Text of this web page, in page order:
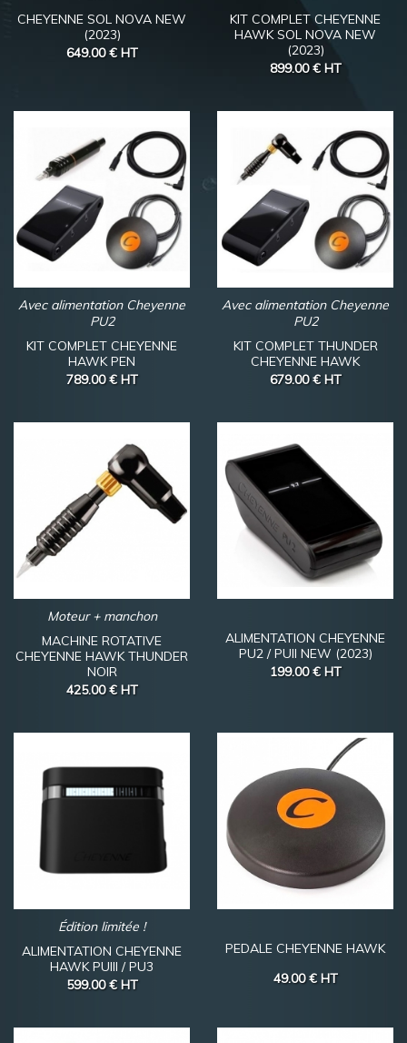
CHEYENNE SOL NOVA NEW
(2023)
649.00 € HT
KIT COMPLET CHEYENNE
HAWK SOL NOVA NEW
(2023)
899.00 € HT
Avec alimentation Cheyenne
PU2
KIT COMPLET CHEYENNE
HAWK PEN
789.00 € HT
Avec alimentation Cheyenne
PU2
KIT COMPLET THUNDER
CHEYENNE HAWK
679.00 € HT
Moteur + manchon
MACHINE ROTATIVE
CHEYENNE HAWK THUNDER
NOIR
425.00 € HT
ALIMENTATION CHEYENNE
PU2 / PUII NEW (2023)
199.00 € HT
Édition limitée !
ALIMENTATION CHEYENNE
HAWK PUIII / PU3
599.00 € HT
PEDALE CHEYENNE HAWK
49.00 € HT